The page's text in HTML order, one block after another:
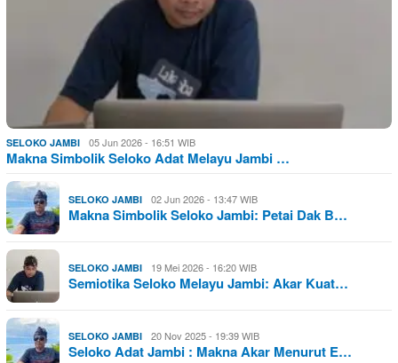
SELOKO JAMBI 05 Jun 2026 - 16:51 WIB
Makna Simbolik Seloko Adat Melayu Jambi …
SELOKO JAMBI 02 Jun 2026 - 13:47 WIB
Makna Simbolik Seloko Jambi: Petai Dak B…
SELOKO JAMBI 19 Mei 2026 - 16:20 WIB
Semiotika Seloko Melayu Jambi: Akar Kuat…
SELOKO JAMBI 20 Nov 2025 - 19:39 WIB
Seloko Adat Jambi : Makna Akar Menurut E…